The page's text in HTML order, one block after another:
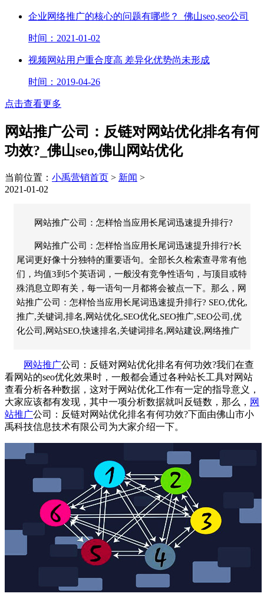
企业网络推广的核心的问题有哪些？_佛山seo,seo公司
时间：2021-01-02
视频网站用户重合度高 差异化优势尚未形成
时间：2019-04-26
点击查看更多
网站推广公司：反链对网站优化排名有何
功效?_佛山seo,佛山网站优化
当前位置： 小禹营销首页 > 新闻 >
2021-01-02
网站推广公司：怎样恰当应用长尾词迅速提升排行?
网站推广公司：怎样恰当应用长尾词迅速提升排行?长
尾词更好像十分独特的重要语句。全部长久检索查寻常有他
们，均值3到5个英语词，一般没有竞争性语句，与顶目或特
殊消息立即有关，每一语句一月都将会被点一下。那么，网
站推广公司：怎样恰当应用长尾词迅速提升排行? SEO,优化,
推广,关键词,排名,网站优化,SEO优化,SEO推广,SEO公司,优
化公司,网站SEO,快速排名,关键词排名,网站建设,网络推广
网站推广公司 ：反链对网站优化排名有何功效?我们在查
看网站的seo优化效果时，一般都会通过各种站长工具对网站
查看分析各种数据，这对于网站优化工作有一定的指导意义，
大家应该都有发现，其中一项分析数据就叫反链数，那么， 网
站推广公司 ：反链对网站优化排名有何功效?下面由佛山市小
禹科技信息技术有限公司为大家介绍一下。